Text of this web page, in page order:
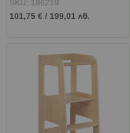
SKU: 186219
101,75 € / 199,01 лв.